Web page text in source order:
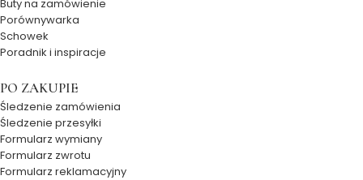
Buty na zamówienie
Porównywarka
Schowek
Poradnik i inspiracje
PO ZAKUPIE
Śledzenie zamówienia
Śledzenie przesyłki
Formularz wymiany
Formularz zwrotu
Formularz reklamacyjny